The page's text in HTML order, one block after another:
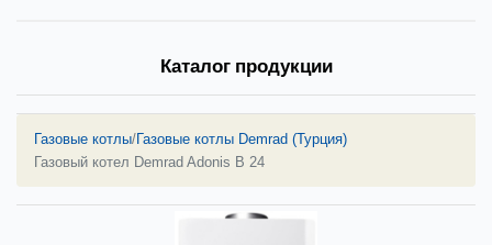
Каталог продукции
Газовые котлы/Газовые котлы Demrad (Турция)
Газовый котел Demrad Adonis B 24